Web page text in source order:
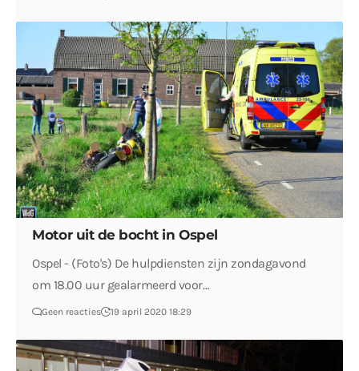
Motor uit de bocht in Ospel
Ospel - (Foto's) De hulpdiensten zijn zondagavond
om 18.00 uur gealarmeerd voor…
Geen reacties 19 april 2020 18:29